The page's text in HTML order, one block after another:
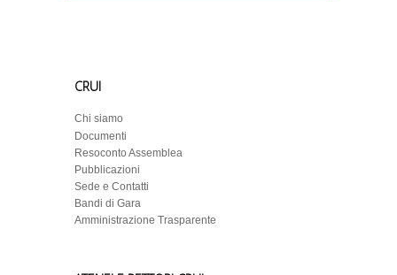
CRUI
Chi siamo
Documenti
Resoconto Assemblea
Pubblicazioni
Sede e Contatti
Bandi di Gara
Amministrazione Trasparente